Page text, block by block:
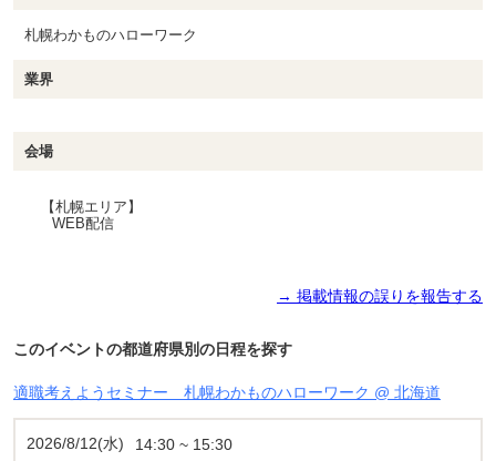
札幌わかものハローワーク
業界
会場
【札幌エリア】
WEB配信
→ 掲載情報の誤りを報告する
このイベントの都道府県別の日程を探す
適職考えようセミナー 札幌わかものハローワーク @ 北海道
2026/8/12(水)
14:30 ~ 15:30